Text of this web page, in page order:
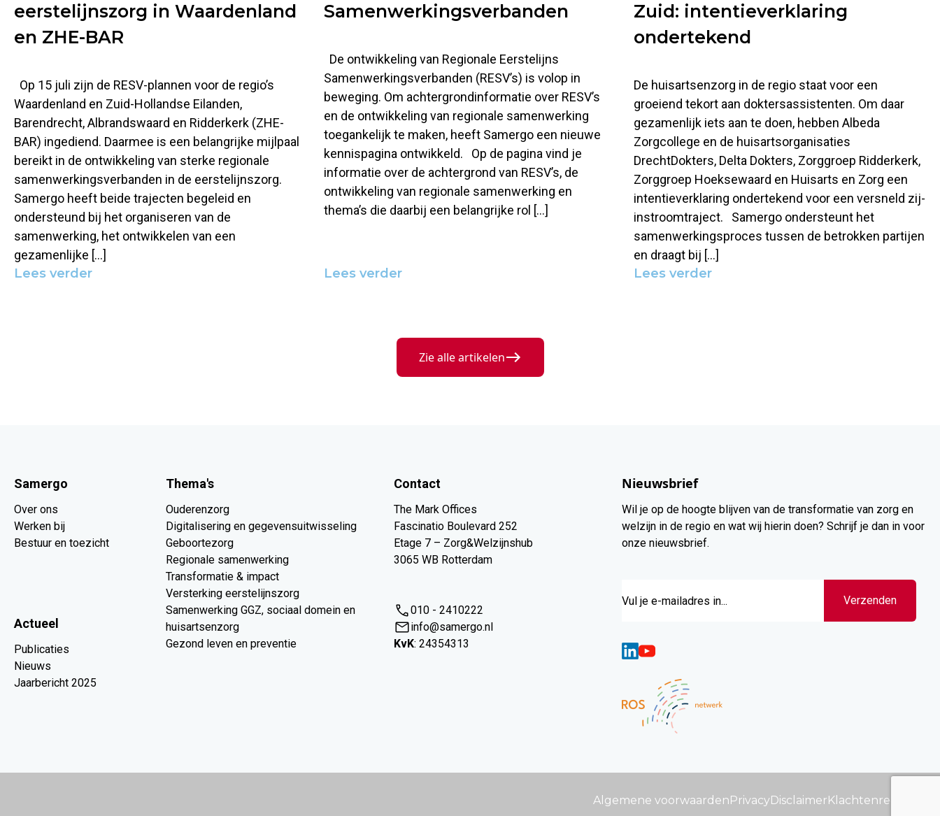
eerstelijnszorg in Waardenland
en ZHE-BAR
Op 15 juli zijn de RESV-plannen voor de regio’s
Waardenland en Zuid-Hollandse Eilanden,
Barendrecht, Albrandswaard en Ridderkerk (ZHE-
BAR) ingediend. Daarmee is een belangrijke mijlpaal
bereikt in de ontwikkeling van sterke regionale
samenwerkingsverbanden in de eerstelijnszorg.
Samergo heeft beide trajecten begeleid en
ondersteund bij het organiseren van de
samenwerking, het ontwikkelen van een
gezamenlijke […]
Lees verder
Samenwerkingsverbanden
De ontwikkeling van Regionale Eerstelijns
Samenwerkingsverbanden (RESV’s) is volop in
beweging. Om achtergrondinformatie over RESV’s
en de ontwikkeling van regionale samenwerking
toegankelijk te maken, heeft Samergo een nieuwe
kennispagina ontwikkeld. Op de pagina vind je
informatie over de achtergrond van RESV’s, de
ontwikkeling van regionale samenwerking en
thema’s die daarbij een belangrijke rol […]
Lees verder
Zuid: intentieverklaring
ondertekend
De huisartsenzorg in de regio staat voor een
groeiend tekort aan doktersassistenten. Om daar
gezamenlijk iets aan te doen, hebben Albeda
Zorgcollege en de huisartsorganisaties
DrechtDokters, Delta Dokters, Zorggroep Ridderkerk,
Zorggroep Hoeksewaard en Huisarts en Zorg een
intentieverklaring ondertekend voor een versneld zij-
instroomtraject. Samergo ondersteunt het
samenwerkingsproces tussen de betrokken partijen
en draagt bij […]
Lees verder
Zie alle artikelen
Samergo
Over ons
Werken bij
Bestuur en toezicht
Actueel
Publicaties
Nieuws
Jaarbericht 2025
Thema's
Ouderenzorg
Digitalisering en gegevensuitwisseling
Geboortezorg
Regionale samenwerking
Transformatie & impact
Versterking eerstelijnszorg
Samenwerking GGZ, sociaal domein en
huisartsenzorg
Gezond leven en preventie
Contact
The Mark Offices
Fascinatio Boulevard 252
Etage 7 – Zorg&Welzijnshub
3065 WB Rotterdam
010 - 2410222
info@samergo.nl
KvK: 24354313
Nieuwsbrief
Wil je op de hoogte blijven van de transformatie van zorg en
welzijn in de regio en wat wij hierin doen? Schrijf je dan in voor
onze nieuwsbrief.
Verzenden
Algemene voorwaardenPrivacyDisclaimerKlachtenregeling